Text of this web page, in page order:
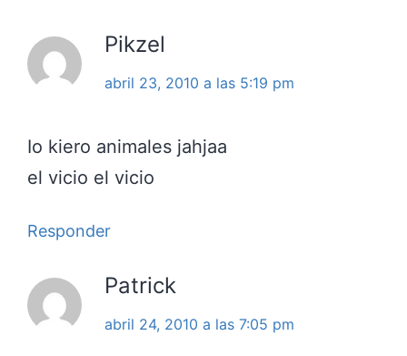
Pikzel
abril 23, 2010 a las 5:19 pm
Io kiero animales jahjaa
el vicio el vicio
Responder
Patrick
abril 24, 2010 a las 7:05 pm